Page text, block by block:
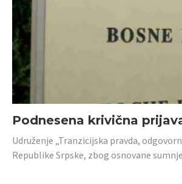
Podnesena krivična
Udruženje „Tranzicijska pravda,
Republike Srpske, zbog osnovane